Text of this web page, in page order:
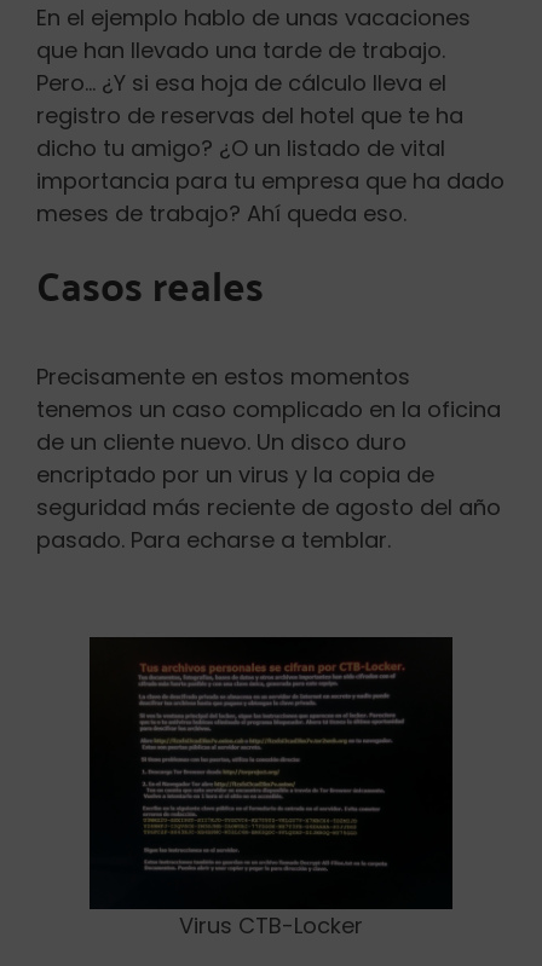
En el ejemplo hablo de unas vacaciones
que han llevado una tarde de trabajo.
Pero… ¿Y si esa hoja de cálculo lleva el
registro de reservas del hotel que te ha
dicho tu amigo? ¿O un listado de vital
importancia para tu empresa que ha dado
meses de trabajo? Ahí queda eso.
Casos reales
Precisamente en estos momentos
tenemos un caso complicado en la oficina
de un cliente nuevo. Un disco duro
encriptado por un virus y la copia de
seguridad más reciente de agosto del año
pasado. Para echarse a temblar.
Virus CTB-Locker